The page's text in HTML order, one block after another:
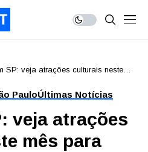
SP: veja atrações culturais neste
PauloÚltimas Notícias
veja atrações
mês para